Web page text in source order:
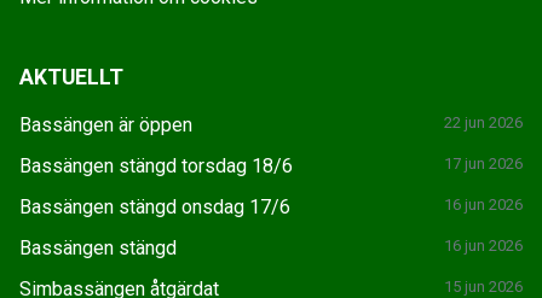
AKTUELLT
Bassängen är öppen 22 jun 2026
Bassängen stängd torsdag 18/6 17 jun 2026
Bassängen stängd onsdag 17/6 16 jun 2026
Bassängen stängd 16 jun 2026
Simbassängen åtgärdat 15 jun 2026